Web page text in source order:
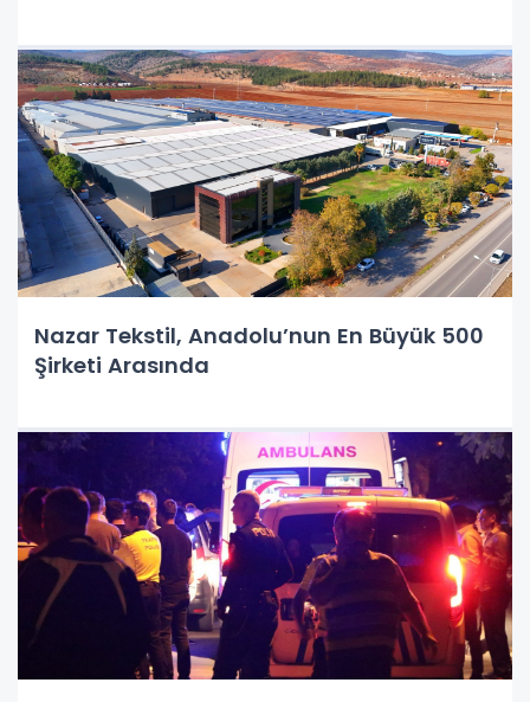
Nazar Tekstil, Anadolu’nun En Büyük 500
Şirketi Arasında